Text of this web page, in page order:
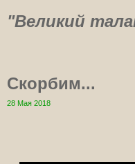
"Великий
Скорбим...
28 Мая 2018